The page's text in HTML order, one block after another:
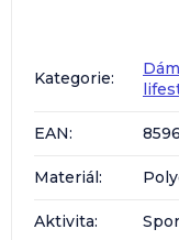
Kategorie:
EAN:
Materiál:
Aktivita: